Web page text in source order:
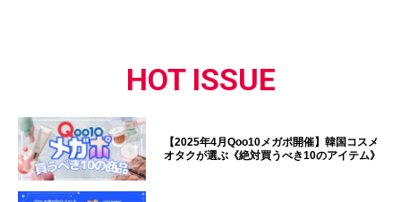
HOT ISSUE
【2025年4月Qoo10メガポ開催】韓国コスメ
オタクが選ぶ《絶対買うべき10のアイテム》